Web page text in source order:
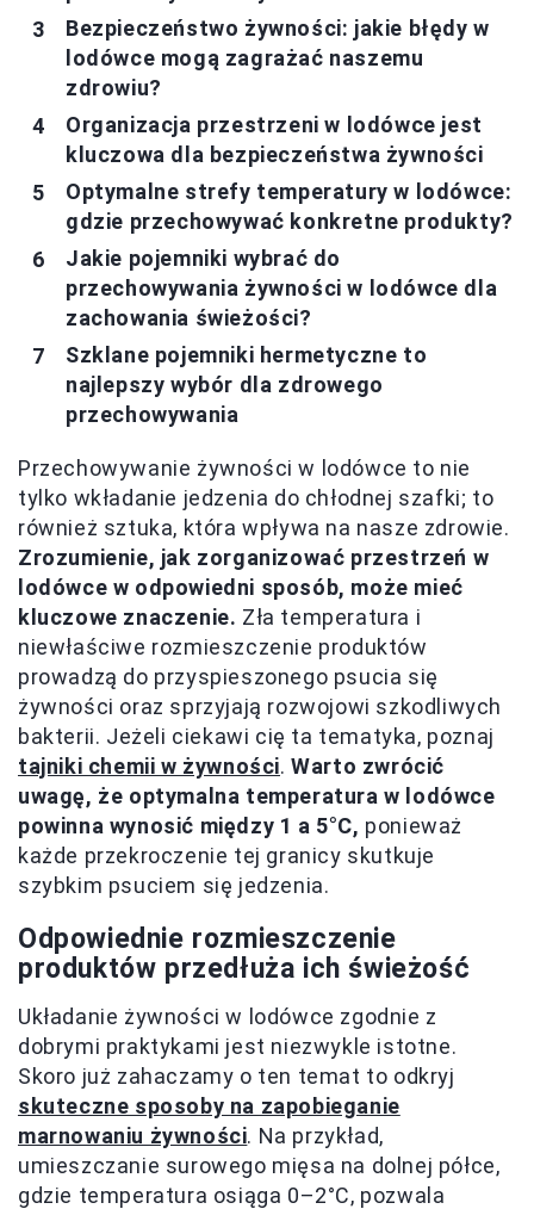
Bezpieczeństwo żywności: jakie błędy w
lodówce mogą zagrażać naszemu
zdrowiu?
Organizacja przestrzeni w lodówce jest
kluczowa dla bezpieczeństwa żywności
Optymalne strefy temperatury w lodówce:
gdzie przechowywać konkretne produkty?
Jakie pojemniki wybrać do
przechowywania żywności w lodówce dla
zachowania świeżości?
Szklane pojemniki hermetyczne to
najlepszy wybór dla zdrowego
przechowywania
Przechowywanie żywności w lodówce to nie
tylko wkładanie jedzenia do chłodnej szafki; to
również sztuka, która wpływa na nasze zdrowie.
Zrozumienie, jak zorganizować przestrzeń w
lodówce w odpowiedni sposób, może mieć
kluczowe znaczenie. Zła temperatura i
niewłaściwe rozmieszczenie produktów
prowadzą do przyspieszonego psucia się
żywności oraz sprzyjają rozwojowi szkodliwych
bakterii. Jeżeli ciekawi cię ta tematyka, poznaj
tajniki chemii w żywności.Warto zwrócić
uwagę, że optymalna temperatura w lodówce
powinna wynosić między 1 a 5°C, ponieważ
każde przekroczenie tej granicy skutkuje
szybkim psuciem się jedzenia.
Odpowiednie rozmieszczenie
produktów przedłuża ich świeżość
Układanie żywności w lodówce zgodnie z
dobrymi praktykami jest niezwykle istotne.
Skoro już zahaczamy o ten temat to odkryj
skuteczne sposoby na zapobieganie
marnowaniu żywności. Na przykład,
umieszczanie surowego mięsa na dolnej półce,
gdzie temperatura osiąga 0–2°C, pozwala